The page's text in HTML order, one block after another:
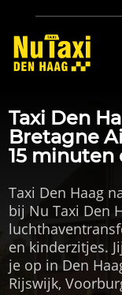
Taxi Den
Bretagne
15 minuten
Taxi Den Haag
bij Nu Taxi Den
en kinderzitjes.
je op in Den
Rijswijk,